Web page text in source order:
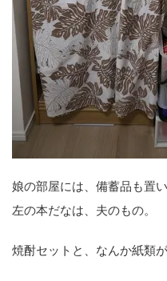
娘の部屋には、備蓄品も置い
左の本だなは、夫のもの。
焼酎セットと、なんか紙類